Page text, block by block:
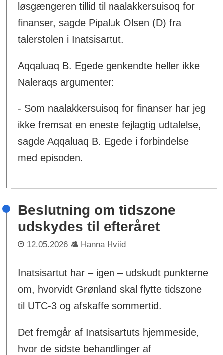
løsgængeren tillid til naalakkersuisoq for
finanser, sagde Pipaluk Olsen (D) fra
talerstolen i Inatsisartut.
Aqqaluaq B. Egede genkendte heller ikke
Naleraqs argumenter:
- Som naalakkersuisoq for finanser har jeg
ikke fremsat en eneste fejlagtig udtalelse,
sagde Aqqaluaq B. Egede i forbindelse
med episoden.
Beslutning om tidszone
udskydes til efteråret
12.05.2026 Hanna Hviid
Inatsisartut har – igen – udskudt punkterne
om, hvorvidt Grønland skal flytte tidszone
til UTC-3 og afskaffe sommertid.
Det fremgår af Inatsisartuts hjemmeside,
hvor de sidste behandlinger af